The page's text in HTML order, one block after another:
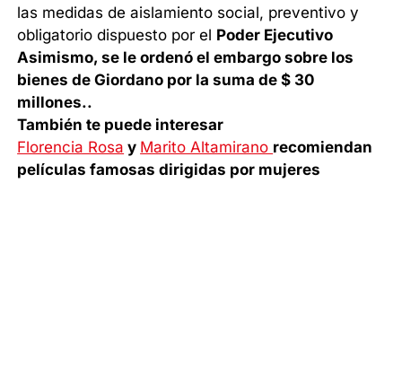
las medidas de aislamiento social, preventivo y
obligatorio dispuesto por el Poder Ejecutivo
Asimismo, se le ordenó el embargo sobre los
bienes de Giordano por la suma de $ 30
millones..
También te puede interesar
Florencia Rosa y Marito Altamirano recomiendan
películas famosas dirigidas por mujeres